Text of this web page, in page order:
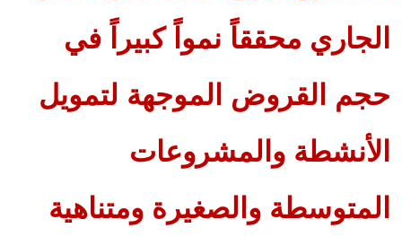
الجاري محققاً نمواً كبيراً في
حجم القروض الموجهة لتمويل
الأنشطة والمشروعات
المتوسطة والصغيرة ومتناهية